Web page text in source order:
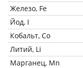
Железо, Fe
Йод, I
Кобальт, Co
Литий, Li
Марганец, Mn